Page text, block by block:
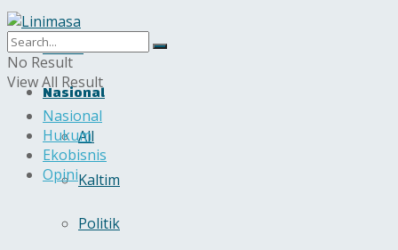
Home
Nasional
All
Kaltim
Politik
No Result
View All Result
Nasional
Hukum
Ekobisnis
Opini